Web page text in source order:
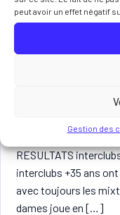
peut avoir un effet négatif
Gestion des
Vous
DERNIÈRES ACTUS
RESULTATS
RESULTATS
interclubs +35 ans
avec toujours les
dames joue en […]